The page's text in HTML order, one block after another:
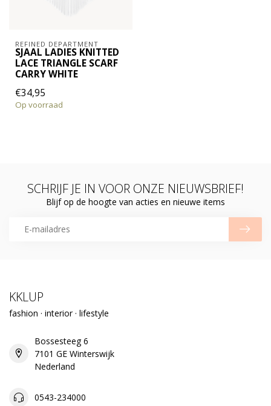
REFINED DEPARTMENT
SJAAL LADIES KNITTED
LACE TRIANGLE SCARF
CARRY WHITE
€34,95
Op voorraad
SCHRIJF JE IN VOOR ONZE NIEUWSBRIEF!
Blijf op de hoogte van acties en nieuwe items
KKLUP
fashion · interior · lifestyle
Bossesteeg 6
7101 GE Winterswijk
Nederland
0543-234000